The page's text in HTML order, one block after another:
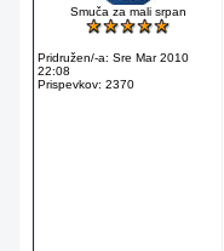
Smuča za mali srpan
Pridružen/-a: Sre Mar 2010
22:08
Prispevkov: 2370